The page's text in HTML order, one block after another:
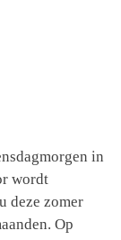
in
wordt
deze zomer
Op